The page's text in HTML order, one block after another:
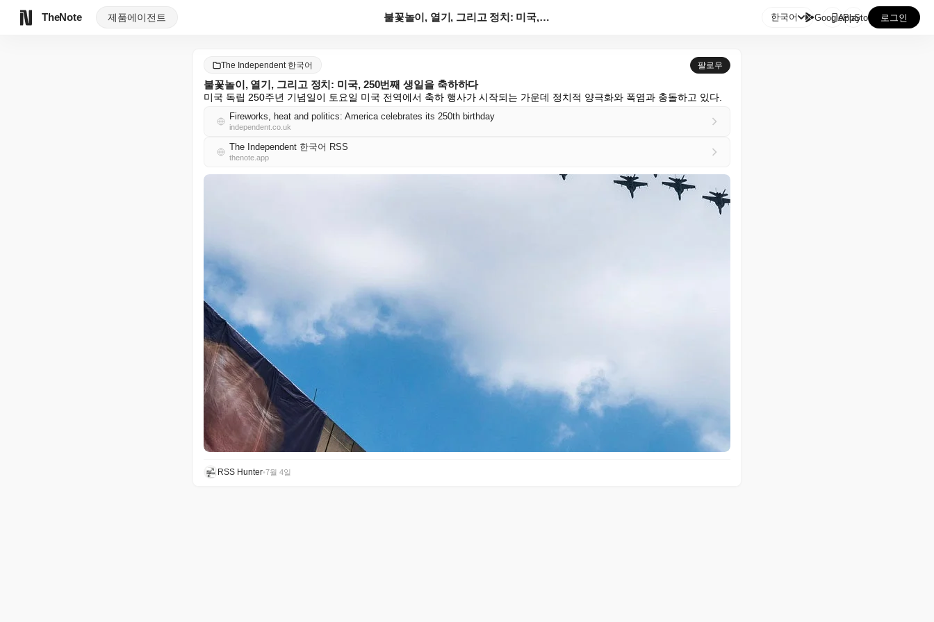
TheNote 제품에이전트 불꽃놀이, 열기, 그리고 정치: 미국, 250번째 생일... 한국어 GooglePlay
AppStore 로그인
The Independent 한국어 팔로우
불꽃놀이, 열기, 그리고 정치: 미국, 250번째 생일을 축하하다
미국 독립 250주년 기념일이 토요일 미국 전역에서 축하 행사가 시작되는 가운데 정치적 양극화와 폭염과 충돌하고 있다.
Fireworks, heat and politics: America celebrates its 250th birthday
independent.co.uk
The Independent 한국어 RSS
thenote.app
RSS Hunter•7월 4일